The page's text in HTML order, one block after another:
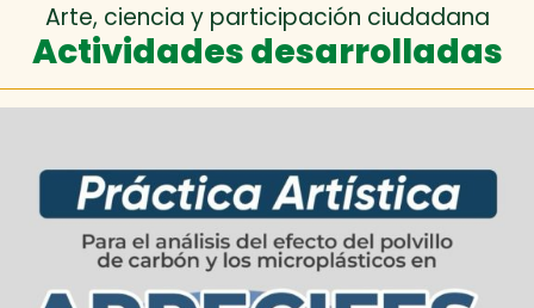
Arte, ciencia y participación ciudadana
Actividades desarrolladas